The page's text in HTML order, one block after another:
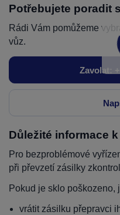
Potřebujete poradit
Rádi Vám pomůžeme
vůz.
Zavolat:
Důležité informace
Pro bezproblémové
při převzetí zásilky
Pokud je sklo poškozeno,
vrátit zásilku přepravci